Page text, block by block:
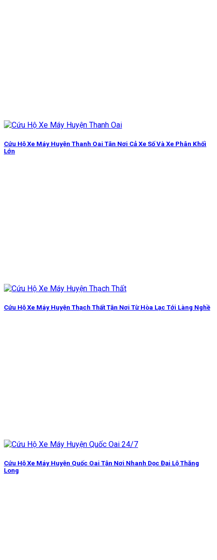
Cứu Hộ Xe Máy Huyện Thanh Oai Tận Nơi Cả Xe Số Và Xe Phân Khối
Lớn
Cứu Hộ Xe Máy Huyện Thạch Thất Tận Nơi Từ Hòa Lạc Tới Làng Nghề
Cứu Hộ Xe Máy Huyện Quốc Oai Tận Nơi Nhanh Dọc Đại Lộ Thăng
Long